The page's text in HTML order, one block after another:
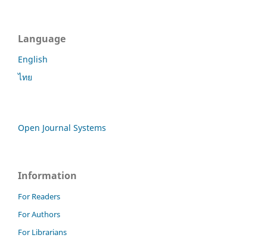
Language
English
ไทย
Open Journal Systems
Information
For Readers
For Authors
For Librarians